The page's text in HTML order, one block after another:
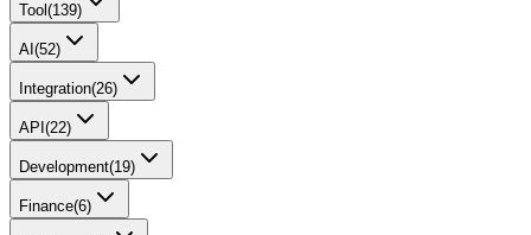
Tool (139)
AI (52)
Integration(26)
API (22)
Development(19)
Finance(6)